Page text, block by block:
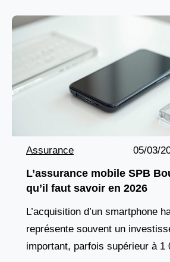
Assurance 05/03/
L’assurance mobile SPB
qu’il faut savoir en 2026
L’acquisition d’un smartphone
représente souvent un
important, parfois supérieur à 1